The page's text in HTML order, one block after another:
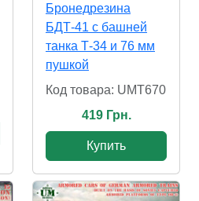
Бронедрезина
БДТ-41 с башней
танка Т-34 и 76 мм
пушкой
Код товара: UMT670
419 Грн.
Купить